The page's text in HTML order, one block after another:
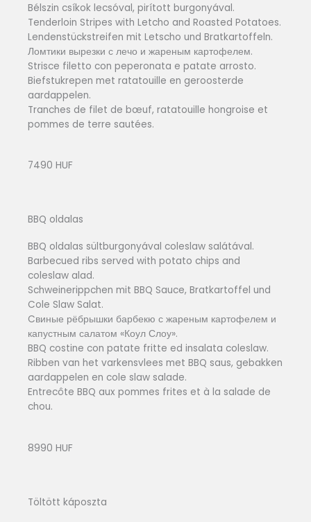
Bélszin csíkok lecsóval, pirított burgonyával.
Tenderloin Stripes with Letcho and Roasted Potatoes.
Lendenstückstreifen mit Letscho und Bratkartoffeln.
Ломтики вырезки с лечо и жареным картофелем.
Strisce filetto con peperonata e patate arrosto.
Biefstukrepen met ratatouille en geroosterde
aardappelen.
Tranches de filet de bœuf, ratatouille hongroise et
pommes de terre sautées.
7490 HUF
BBQ oldalas
BBQ oldalas sültburgonyával coleslaw salátával.
Barbecued ribs served with potato chips and
coleslaw alad.
Schweinerippchen mit BBQ Sauce, Bratkartoffel und
Cole Slaw Salat.
Cвиные рёбрышки барбекю с жареным картофелем и
капустным салатом «Коул Слоу».
BBQ costine con patate fritte ed insalata coleslaw.
Ribben van het varkensvlees met BBQ saus, gebakken
aardappelen en cole slaw salade.
Entrecôte BBQ aux pommes frites et à la salade de
chou.
8990 HUF
Töltött káposzta